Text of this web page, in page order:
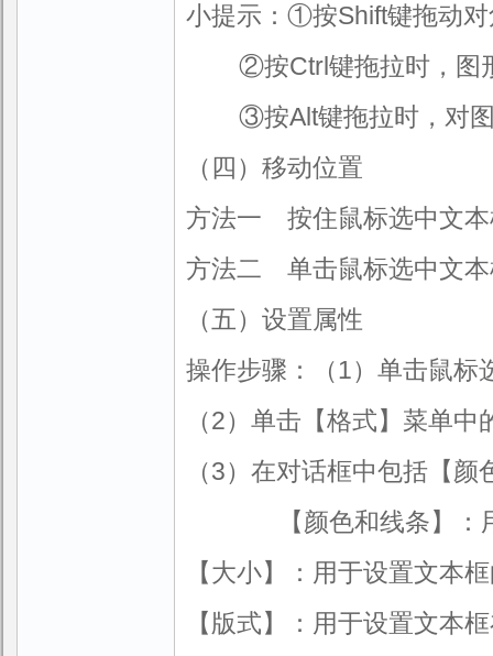
小提示：①按Shift键拖动
②按Ctrl键拖拉时，图形
③按Alt键拖拉时，对图
（四）移动位置
方法一 按住鼠标选中文本
方法二 单击鼠标选中文本
（五）设置属性
操作步骤：（1）单击鼠标
（2）单击【格式】菜单
（3）在对话框中包括【
【颜色和线条】：用
【大小】：用于设置文本
【版式】：用于设置文本